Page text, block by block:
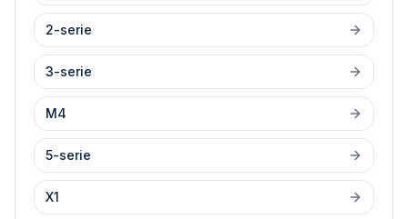
2-serie
3-serie
M4
5-serie
X1